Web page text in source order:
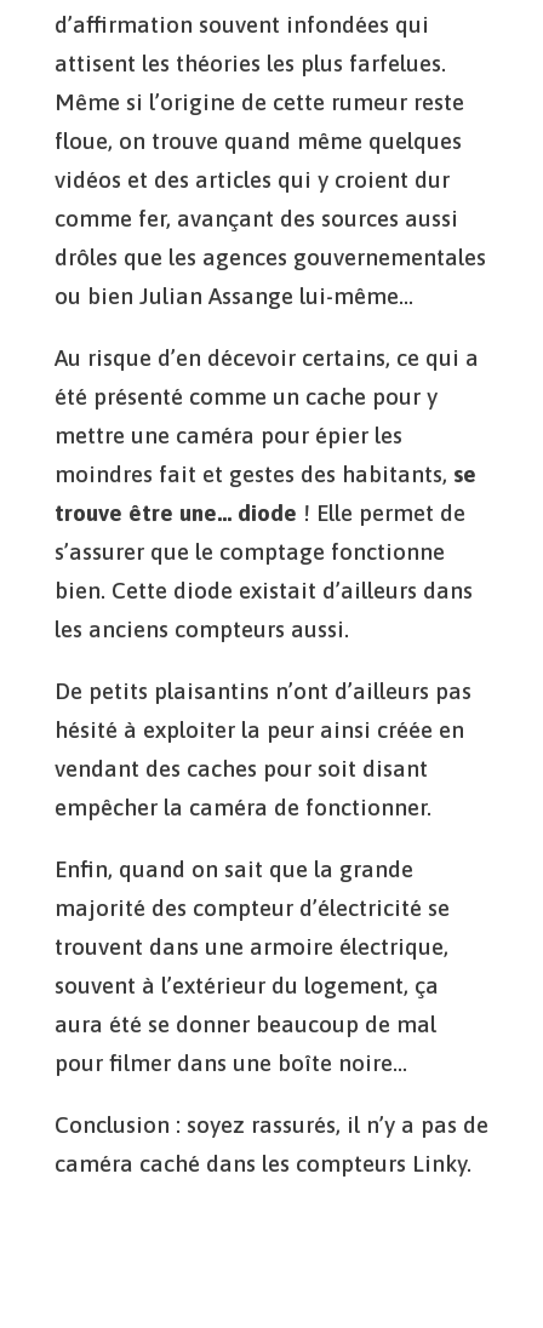
d’affirmation souvent infondées qui
attisent les théories les plus farfelues.
Même si l’origine de cette rumeur reste
floue, on trouve quand même quelques
vidéos et des articles qui y croient dur
comme fer, avançant des sources aussi
drôles que les agences gouvernementales
ou bien Julian Assange lui-même…
Au risque d’en décevoir certains, ce qui a
été présenté comme un cache pour y
mettre une caméra pour épier les
moindres fait et gestes des habitants, se
trouve être une… diode ! Elle permet de
s’assurer que le comptage fonctionne
bien. Cette diode existait d’ailleurs dans
les anciens compteurs aussi.
De petits plaisantins n’ont d’ailleurs pas
hésité à exploiter la peur ainsi créée en
vendant des caches pour soit disant
empêcher la caméra de fonctionner.
Enfin, quand on sait que la grande
majorité des compteur d’électricité se
trouvent dans une armoire électrique,
souvent à l’extérieur du logement, ça
aura été se donner beaucoup de mal
pour filmer dans une boîte noire…
Conclusion : soyez rassurés, il n’y a pas de
caméra caché dans les compteurs Linky.